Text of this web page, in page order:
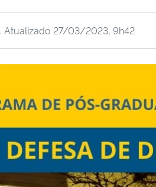
. Atualizado 27/03/2023, 9h42